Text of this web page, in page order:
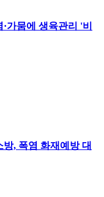
가뭄에 생육관리 '비
, 폭염 화재예방 대